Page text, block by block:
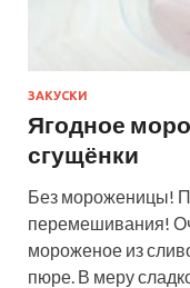
ЗАКУСКИ
Ягодное
сгущёнки
Без мороженицы!
перемешивания!
мороженое из
пюре. В меру